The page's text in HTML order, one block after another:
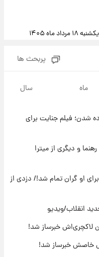
۱۴۰۵
+ جزئیات
به ساختمان مرکز تجارت
پربحث ها
ماه سال
فیلم جنایت برای
و دیگری از میترا
او گران تمام شد!/ دزدی از
انقلاب/ویدیو
خبرساز شد!
خاصش خبرساز شد!